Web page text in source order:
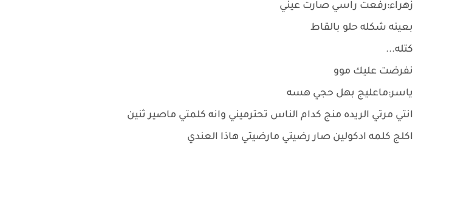
زهراء:رفعت راسي صارت عيني
بعينه شكله حلو بالقاط
كتله...
نفرضت عليك موو
ياسر:ماعليج بهل حجي هسه
انتي مرتي الريده منج كدام الناس تحترميني وانه كلمتي ماصير ثنين
اكلج كلمه ادكولين صار رضيتي مارضيتي هاذا العندي